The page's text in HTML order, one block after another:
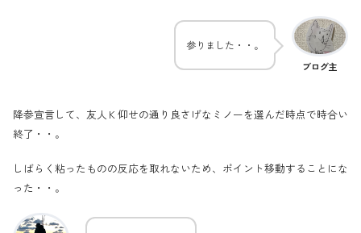
ブログ主
参りました・・。
降参宣言して、友人Ｋ仰せの通り良さげなミノーを選んだ時点で時合い
終了・・。
しばらく粘ったものの反応を取れないため、ポイント移動することにな
った・・。